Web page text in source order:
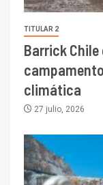
TITULAR 2
Barrick
climática
27 julio, 2026